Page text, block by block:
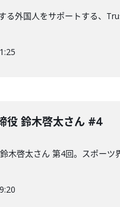
る外国人をサポートする、
役 鈴木啓太さん #4
木啓太さん 第4回。スポーツ